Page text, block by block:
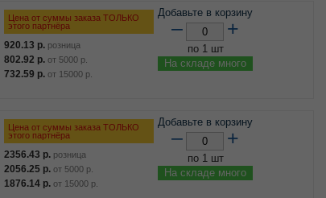
Цена от суммы заказа ТОЛЬКО
этого партнёра
920.13 р. розница
802.92 р. от 5000 р.
732.59 р. от 15000 р.
Добавьте в корзину
– +
по 1 шт
На складе много
Цена от суммы заказа ТОЛЬКО
этого партнёра
2356.43 р. розница
2056.25 р. от 5000 р.
1876.14 р. от 15000 р.
Добавьте в корзину
– +
по 1 шт
На складе много